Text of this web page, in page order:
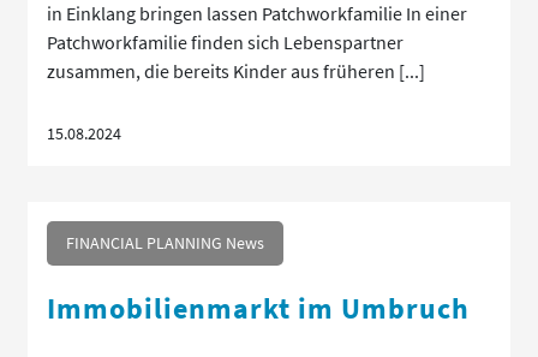
in Einklang bringen lassen Patchworkfamilie In einer
Patchworkfamilie finden sich Lebenspartner
zusammen, die bereits Kinder aus früheren [...]
15.08.2024
FINANCIAL PLANNING News
Immobilienmarkt im Umbruch